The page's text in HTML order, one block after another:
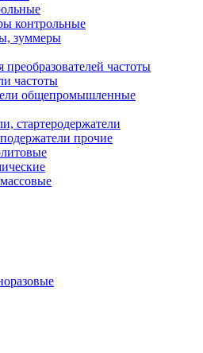
контрольные
зуммеры
преобразователей частоты
частоты
общепромышленные
стартеродержатели
прочие